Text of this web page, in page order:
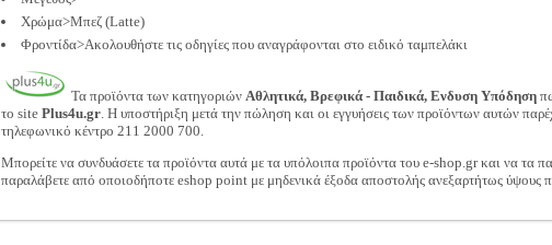
Χρώμα>Μπεζ (Latte)
Φροντίδα>Ακολουθήστε τις οδηγίες που αναγράφονται στο ειδικό ταμπελάκι
Τα προϊόντα των κατηγοριών Αθλητικά, Βρεφικά - Παιδικά, Ενδυση Υπόδηση
το site Plus4u.gr. Η υποστήριξη μετά την πώληση και οι εγγυήσεις των προϊόντων αυτών
τηλεφωνικό κέντρο 211 2000 700.
Μπορείτε να συνδυάσετε τα προϊόντα αυτά με τα υπόλοιπα προϊόντα του e-shop.gr και να τα
παραλάβετε από οποιοδήποτε eshop point με μηδενικά έξοδα αποστολής ανεξαρτήτως ύψους